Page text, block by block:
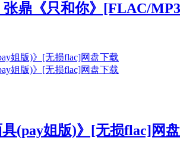
鼎《只和你》[FLAC/
(pay姐版)》[无损flac]网